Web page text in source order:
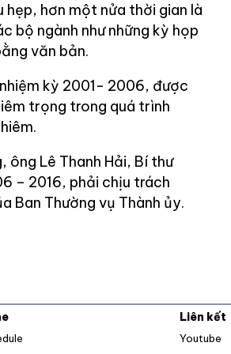
hơn một nửa thời gian là
bộ ngành như những kỳ họp
văn bản.
nhiệm kỳ 2001- 2006, được
trọng trong quá trình
ông Lê Thanh Hải, Bí thư
– 2016, phải chịu trách
Ban Thường vụ Thành ủy.
Liên kết
Youtube